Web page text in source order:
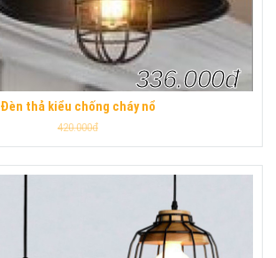
Đèn thả kiểu chống cháy nổ
336.000đ
420.000đ